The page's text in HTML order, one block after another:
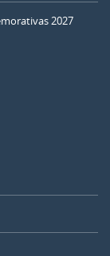
2027